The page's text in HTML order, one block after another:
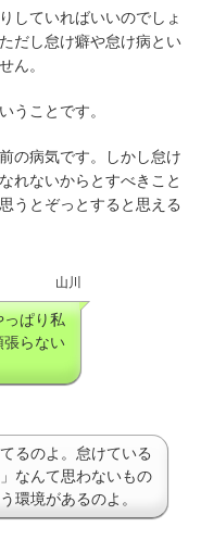
していればいいのでしょ
だし怠け癖や怠け病とい
ん。
うことです。
の病気です。しかし怠け
れないからとすべきこと
うとぞっとすると思える
山川
っぱり私
張らない
るのよ。怠けている
なんて思わないもの
環境があるのよ。